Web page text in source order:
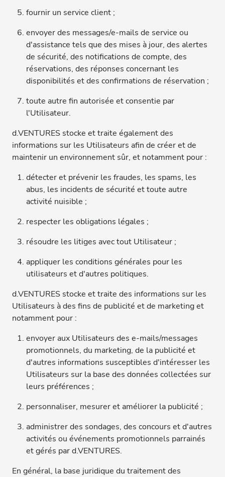
fournir un service client ;
envoyer des messages/e-mails de service ou
d'assistance tels que des mises à jour, des alertes
de sécurité, des notifications de compte, des
réservations, des réponses concernant les
disponibilités et des confirmations de réservation ;
toute autre fin autorisée et consentie par
l'Utilisateur.
d.VENTURES stocke et traite également des
informations sur les Utilisateurs afin de créer et de
maintenir un environnement sûr, et notamment pour :
détecter et prévenir les fraudes, les spams, les
abus, les incidents de sécurité et toute autre
activité nuisible ;
respecter les obligations légales ;
résoudre les litiges avec tout Utilisateur ;
appliquer les conditions générales pour les
utilisateurs et d'autres politiques.
d.VENTURES stocke et traite des informations sur les
Utilisateurs à des fins de publicité et de marketing et
notamment pour :
envoyer aux Utilisateurs des e-mails/messages
promotionnels, du marketing, de la publicité et
d'autres informations susceptibles d'intéresser les
Utilisateurs sur la base des données collectées sur
leurs préférences ;
personnaliser, mesurer et améliorer la publicité ;
administrer des sondages, des concours et d'autres
activités ou événements promotionnels parrainés
et gérés par d.VENTURES.
En général, la base juridique du traitement des